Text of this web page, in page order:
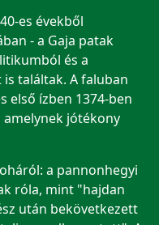
es évekből
- a Gaja patak
és a
találtak. A faluban
első ízben 1374-ben
jótékony
a pannonhegyi
róla, mint "hajdan
után bekövetkezett